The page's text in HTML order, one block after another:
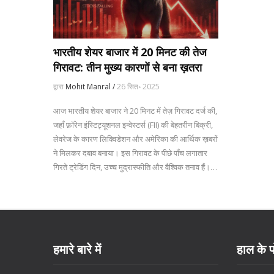
भारतीय शेयर बाजार में 20 मिनट की तेज
गिरावट: तीन मुख्य कारणों से बना ख़तरा
द्वारा Mohit Manral /26 सित॰ 2025
आज भारतीय शेयर बाजार ने 20 मिनट में तेज़ गिरावट दर्ज की,
जहाँ फ़ॉरेन इंस्टिट्यूशनल इन्वेस्टर्स (FII) की बेहतरीन बिक्री,
लेवरेज के कारण लिक्विडेशन और अमेरिका की आर्थिक ख़बरों
ने मिलकर दबाव बनाया। इस गिरावट के पीछे पाँच लगातार
गिरते ट्रेडिंग दिन, उच्च मुद्रास्फीति और वैश्विक तनाव हैं।
हमारे बारे में हाल के